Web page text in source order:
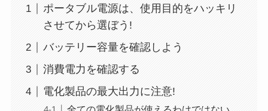
ポータブル電源は、使用目的をハッキリ
させてから選ぼう!
バッテリー容量を確認しよう
消費電力を確認する
電化製品の最大出力に注意!